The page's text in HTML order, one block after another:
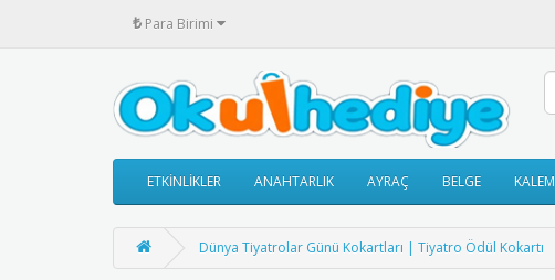
₺ Para Birimi
ETKİNLİKLER ANAHTARLIK AYRAÇ BELGE KALEM
Dünya Tiyatrolar Günü Kokartları | Tiyatro Ödül Kokartı